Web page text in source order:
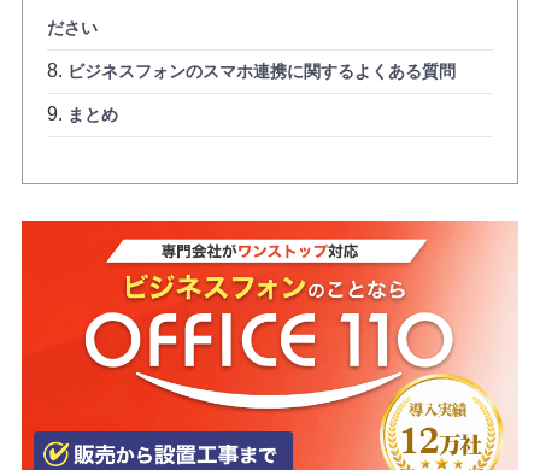
ださい
ビジネスフォンのスマホ連携に関するよくある質問
まとめ